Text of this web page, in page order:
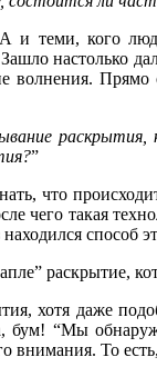
кого люди
настолько
волнения.
”
что
такая
способ
раскрытие,
хотя даже
бум! “Мы
внимания. То